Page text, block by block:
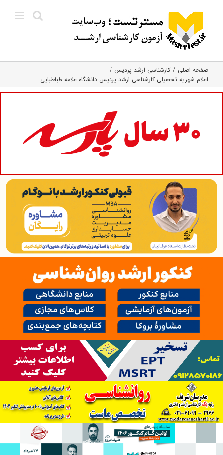
content
صفحه اصلی
کارشناسی ارشد پردیس
اعلام شهریه تحصیلی کارشناسی ارشد پردیس دانشگاه علامه طباطبایی